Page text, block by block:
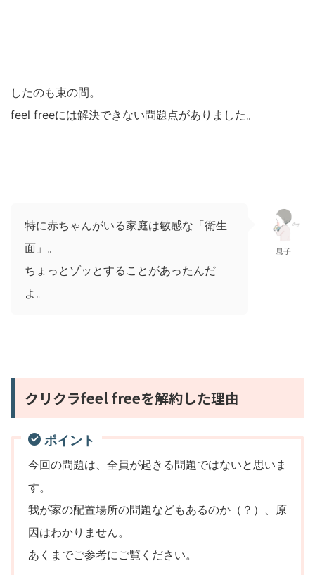
したのも束の間。
feel freeには解決できない問題点がありました。
特に赤ちゃんがいる家庭は敏感な「衛生
面」。
ちょっとゾッとすることがあったんだ
よ。
息子
クリクラfeel freeを解約した理由
ポイント
今回の問題は、全員が起きる問題ではないと思いま
す。
我が家の配置場所の問題などもあるのか（？）、原
因はわかりません。
あくまでご参考にご覧ください。